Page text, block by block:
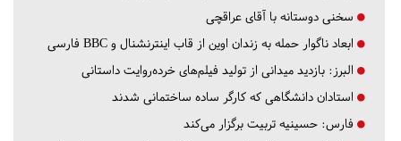
سخنی دوستانه با آقای عراقچی
ابعاد ناگوار حمله به زندان اوین از قاب اینترنشنال و BBC فارسی
البرز: بازدید میدانی از تولید فیلم‌های خرده‌روایت داستانی
استادان دانشگاهی که کارگر ساده ساختمانی شدند
فارس: حسینیه تربیت برگزار می‌کند